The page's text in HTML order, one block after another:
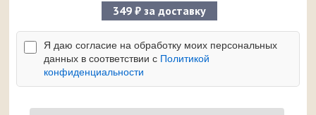
349 ₽ за доставку
Я даю согласие на обработку моих персональных
данных в соответствии с Политикой
конфиденциальности